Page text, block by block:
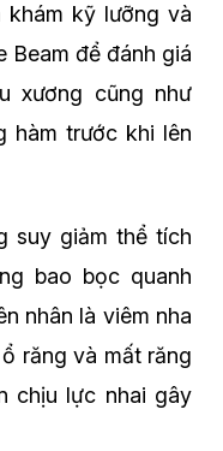
khám kỹ lưỡng và
Beam để đánh giá
xương cũng như
hàm trước khi lên
suy giảm thể tích
bao bọc quanh
nhân là viêm nha
răng và mất răng
chịu lực nhai gây